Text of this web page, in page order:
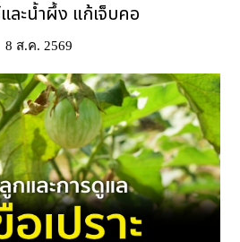
ละน้ำผึ้ง แก้เจ็บคอ
8 ส.ค. 2569